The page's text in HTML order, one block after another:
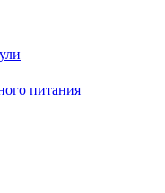
питания